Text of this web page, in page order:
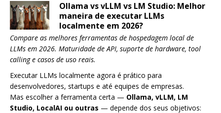
Ollama vs vLLM vs LM Studio: Melhor
maneira de executar LLMs
localmente em 2026?
Compare as melhores ferramentas de hospedagem local de
LLMs em 2026. Maturidade de API, suporte de hardware, tool
calling e casos de uso reais.
Executar LLMs localmente agora é prático para
desenvolvedores, startups e até equipes de empresas.
Mas escolher a ferramenta certa — Ollama, vLLM, LM
Studio, LocalAI ou outras — depende dos seus objetivos: